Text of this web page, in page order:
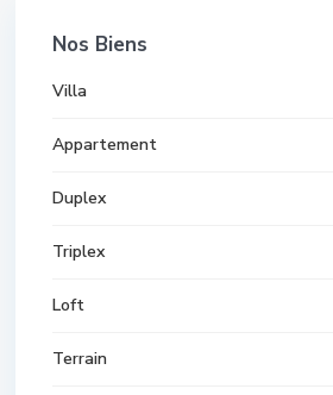
Nos Biens
Villa
Appartement
Duplex
Triplex
Loft
Terrain